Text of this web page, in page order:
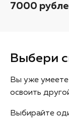
7000
Выбери
Вы уже умеете
освоить
Выбирайте